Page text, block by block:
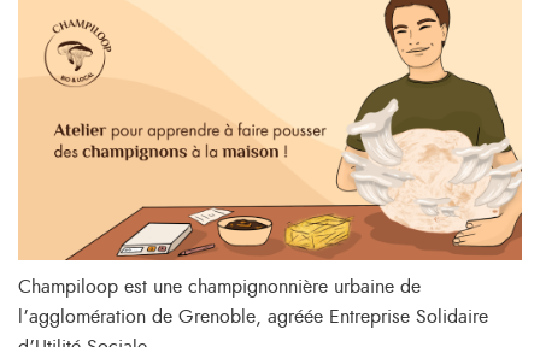
Champiloop est une champignonnière urbaine de
l’agglomération de Grenoble, agréée Entreprise Solidaire